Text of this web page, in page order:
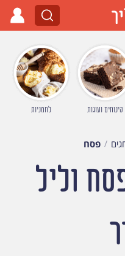
קינוחים ועוגות לחמניות
פסח
וליל